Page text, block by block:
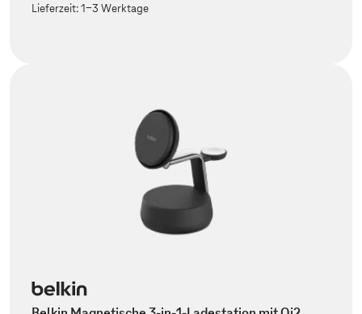
Lieferzeit:1-3 Werktage